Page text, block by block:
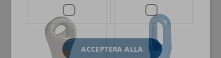
ACCEPTERA ALLA